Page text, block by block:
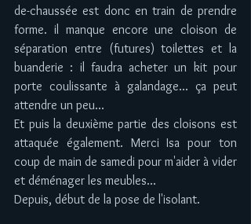
de-chaussée est donc en train de prendre
forme. il manque encore une cloison de
séparation entre (futures) toilettes et la
buanderie : il faudra acheter un kit pour
porte coulissante à galandage... ça peut
attendre un peu...
Et puis la deuxième partie des cloisons est
attaquée également. Merci Isa pour ton
coup de main de samedi pour m'aider à vider
et déménager les meubles...
Depuis, début de la pose de l'isolant.